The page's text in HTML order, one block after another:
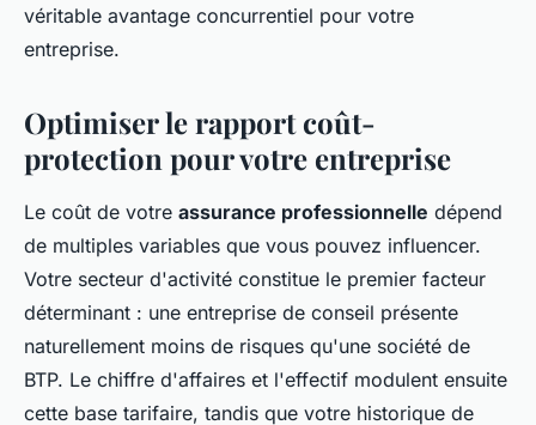
véritable avantage concurrentiel pour votre
entreprise.
Optimiser le rapport coût-
protection pour votre entreprise
Le coût de votre assurance professionnelle dépend
de multiples variables que vous pouvez influencer.
Votre secteur d'activité constitue le premier facteur
déterminant : une entreprise de conseil présente
naturellement moins de risques qu'une société de
BTP. Le chiffre d'affaires et l'effectif modulent ensuite
cette base tarifaire, tandis que votre historique de